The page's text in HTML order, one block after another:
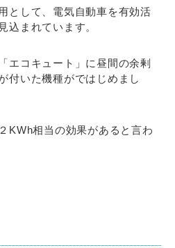
として、電気自動車を有効活
込まれています。
エコキュート」に昼間の余剰
付いた機種がではじめまし
KWh相当の効果があると言わ